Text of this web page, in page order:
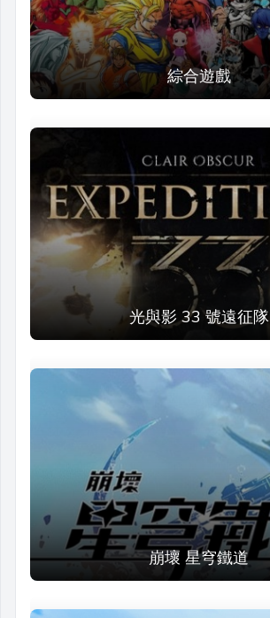
綜合遊戲
光與影 33 號遠征隊
崩壞 星穹鐵道